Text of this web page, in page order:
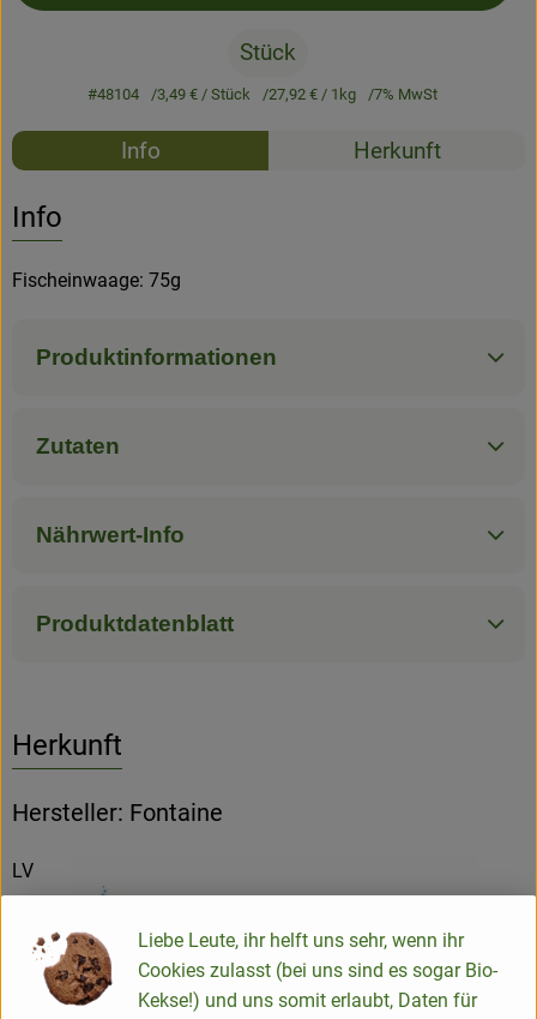
Stück
#48104 3,49 € / Stück 27,92 € / 1kg 7% MwSt
Rezepte
Info Herkunft
Info
Fischeinwaage: 75g
Produktinformationen
Zutaten
Nährwert-Info
Produktdatenblatt
Herkunft
Hersteller: Fontaine
LV
Fontaine Nahrungsmittel GmbH
Liebe Leute, ihr helft uns sehr, wenn ihr
Cookies zulasst (bei uns sind es sogar Bio-
Kekse!) und uns somit erlaubt, Daten für